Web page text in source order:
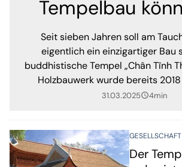
Tempelbau
Sommer
Seit sieben Jahren soll am
eigentlich ein einzigartiger Bau
buddhistische Tempel „Chân Tĩnh
Holzbauwerk wurde bereits
gefertigt und wartet seitdem – in
Projekt immer wieder
neue Entwicklungen.
31.03.2025query_builder4min
GESELLSCHAFT
Der